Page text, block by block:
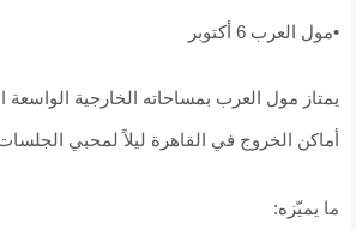
•مول العرب 6 أكتوبر
يمتاز مول العرب بمساحاته الخارجية
أماكن الخروج في القاهرة ليلاً لمحبي
ما يميّزه: